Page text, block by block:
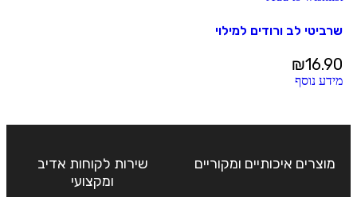
שרביטי לב ורודים למילוי
₪16.90
מידע נוסף
מוצרים איכותיים ומקוריים
שירות לקוחות אדיב
ומקצועי